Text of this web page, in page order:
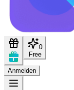
0
Free
Anmelden